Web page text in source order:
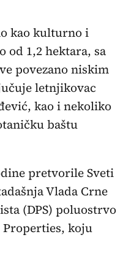
kao kulturno i
od 1,2 hektara, sa
povezano niskim
letnjikovac
kao i nekoliko
baštu
pretvorile Sveti
Vlada Crne
(DPS) poluostrvo
koju